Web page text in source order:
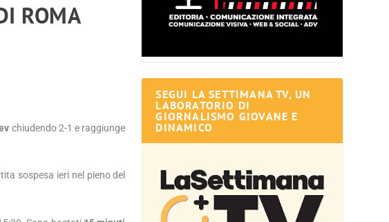
ROMA
chiudendo 2-1 e raggiunge
sospesa ieri nel pieno del
SEGUI LA SETTIMANA TV, UN
LABORATORIO DI
GIORNALISMO GIOVANE E
DINAMICO